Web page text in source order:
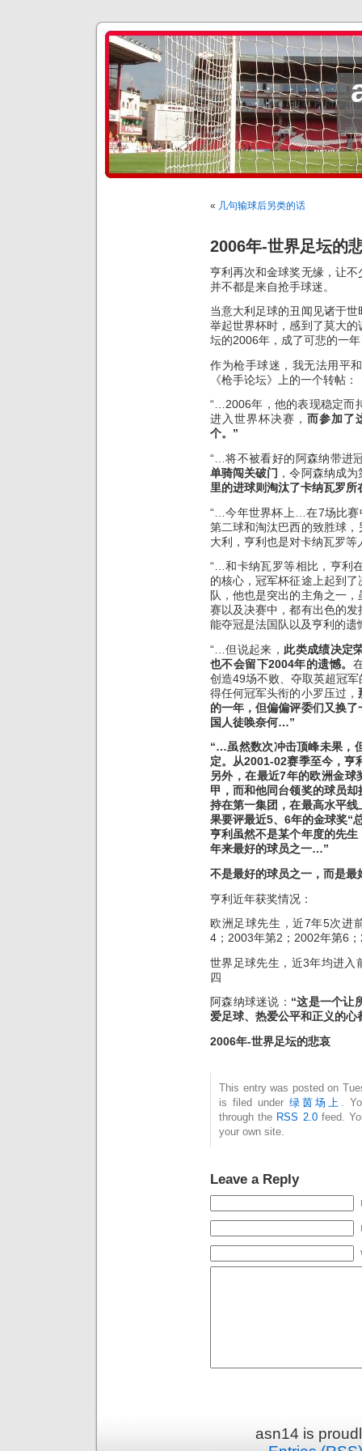
« 几句输球后另类的话
2006年-世界足坛的
亨利再次和金球奖无缘，让
并不都是来自抢手球迷。
当意大利足球的丑闻见诸于
举起世界杯时，感到了莫大
坛的2006年，成了可悲的一
作为枪手球迷，我无法用平
《枪手论坛》上的一个转帖：
“…2006年，他的表现稳定而
进入世界杯决赛，而参加了
个。”
“…将不被看好的阿森纳带进
单骑闯关破门 ，令阿森纳成
里的进球则淘汰了卡纳瓦罗
“…今年世界杯上…在7场比赛
第二球和淘汰巴西的致胜球
大利，亨利也是对卡纳瓦罗
“…和卡纳瓦罗等相比，亨利
的核心，冠军杯征途上起到
队，他也是突出的主角之一
赛以及决赛中，都有出色的
能夺冠是法国队以及亨利的
“…但说起来， 此类成绩决定
也不会留下2004年的遗憾。
创造49场不败、夺取英超冠
得任何冠军头衔的小罗压过，
的一年，但偏偏评委们又换
国人徒唤奈何…”
“…虽然数次冲击顶峰未果，
定。从2001-02赛季至今，亨
另外，在最近7年的欧洲金
甲，而和他同台领奖的球员
持在第一集团，在最高水平
果要评最近5、6年的金球奖“
亨利虽然不是某个年度的先
年来最好的球员之一…”
不是最好的球员之一，而是最
亨利近年获奖情况：
欧洲足球先生，近7年5次进
4；2003年第2；2002年第6
世界足球先生，近3年均进入
四
阿森纳球迷说： “这是一个让
爱足球、热爱公平和正义的
2006年-世界足坛的悲哀
This entry was posted on
is filed under 绿茵场上
.
through the RSS 2.0feed.
your own site.
Leave a Reply
asn14 is